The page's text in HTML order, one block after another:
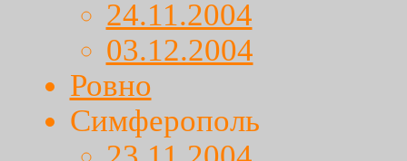
24.11.2004
03.12.2004
Ровно
Симферополь